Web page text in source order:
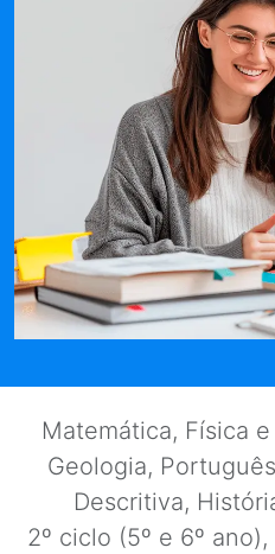
Matemática, Física
Geologia,
Descritiva,
2º ciclo (5º e 6º